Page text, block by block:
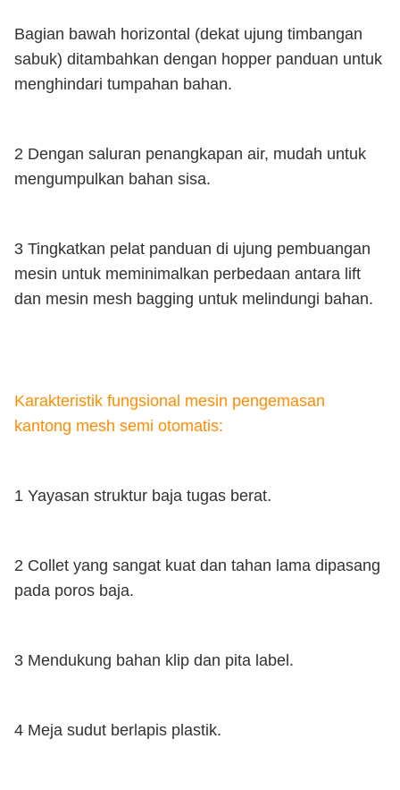
Bagian bawah horizontal (dekat ujung timbangan
sabuk) ditambahkan dengan hopper panduan untuk
menghindari tumpahan bahan.
2 Dengan saluran penangkapan air, mudah untuk
mengumpulkan bahan sisa.
3 Tingkatkan pelat panduan di ujung pembuangan
mesin untuk meminimalkan perbedaan antara lift
dan mesin mesh bagging untuk melindungi bahan.
Karakteristik fungsional mesin pengemasan
kantong mesh semi otomatis:
1 Yayasan struktur baja tugas berat.
2 Collet yang sangat kuat dan tahan lama dipasang
pada poros baja.
3 Mendukung bahan klip dan pita label.
4 Meja sudut berlapis plastik.